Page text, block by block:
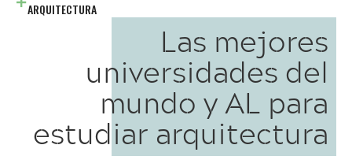
ARQUITECTURA
Las mejores
universidades del
mundo y AL para
estudiar arquitectura